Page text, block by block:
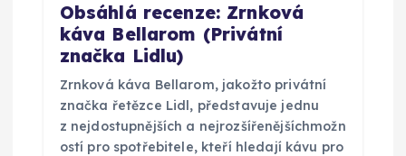
Obsáhlá recenze: Zrnková
káva Bellarom (Privátní
značka Lidlu)
Zrnková káva Bellarom, jakožto privátní
značka řetězce Lidl, představuje jednu
z nejdostupnějších a nejrozšířenějšíchmožn
ostí pro spotřebitele, kteří hledají kávu pro